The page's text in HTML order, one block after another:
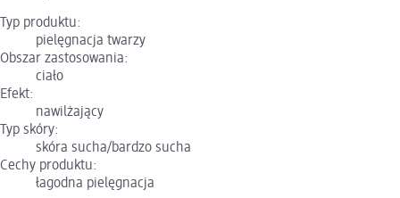
Typ produktu:
pielęgnacja twarzy
Obszar zastosowania:
ciało
Efekt:
nawilżający
Typ skóry:
skóra sucha/bardzo sucha
Cechy produktu:
łagodna pielęgnacja